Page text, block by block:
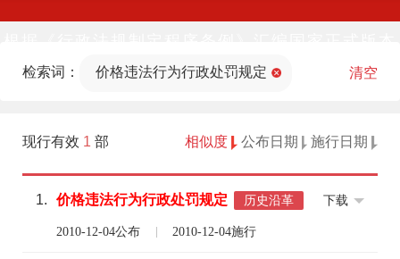
法部官网)同步公布
检索词： 价格违法行为行政处罚规定 清空
现行有效 1 部 相似度 公布日期 施行日期
1. 价格违法行为行政处罚规定 历史沿革
2010-12-04公布 2010-12-04施行
下载